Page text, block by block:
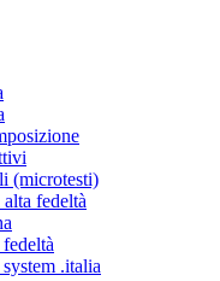
(microtesti)
fedeltà
.italia